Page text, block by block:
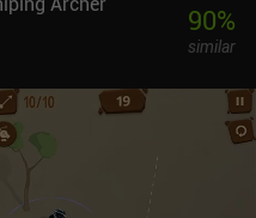
90%
similar